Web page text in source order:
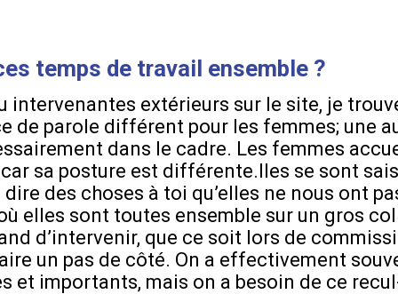
temps de travail ensemble ?
intervenantes extérieurs sur le site, je
de parole différent pour les femmes; une
dans le cadre. Les femmes
sa posture est différente.lles se sont
des choses à toi qu’elles ne nous ont
elles sont toutes ensemble sur un gros
d’intervenir, que ce soit lors de
un pas de côté. On a effectivement
et importants, mais on a besoin de ce